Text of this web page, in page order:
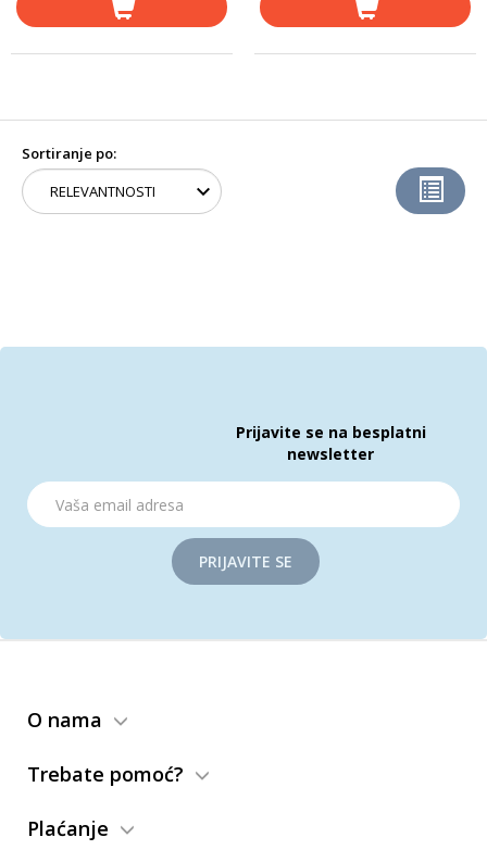
Sortiranje po:
Prijavite se na besplatni
newsletter
PRIJAVITE SE
O nama
Trebate pomoć?
Plaćanje